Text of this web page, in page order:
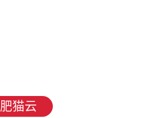
肥猫云